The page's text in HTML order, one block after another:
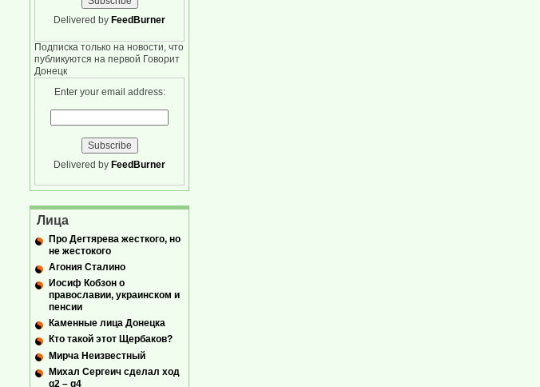
Delivered by FeedBurner
Подписка только на новости, что
публикуются на первой Говорит
Донецк
Enter your email address:
Delivered by FeedBurner
Лица
Про Дегтярева жесткого, но
не жестокого
Агония Сталино
Иосиф Кобзон о
православии, украинском и
пенсии
Каменные лица Донецка
Кто такой этот Щербаков?
Мирча Неизвестный
Михал Сергеич сделал ход
g2 – g4